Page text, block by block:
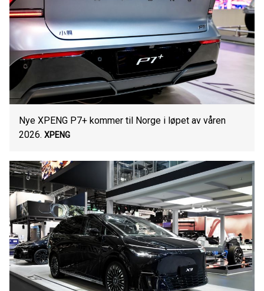
Nye XPENG P7+ kommer til Norge i løpet av våren
2026. XPENG